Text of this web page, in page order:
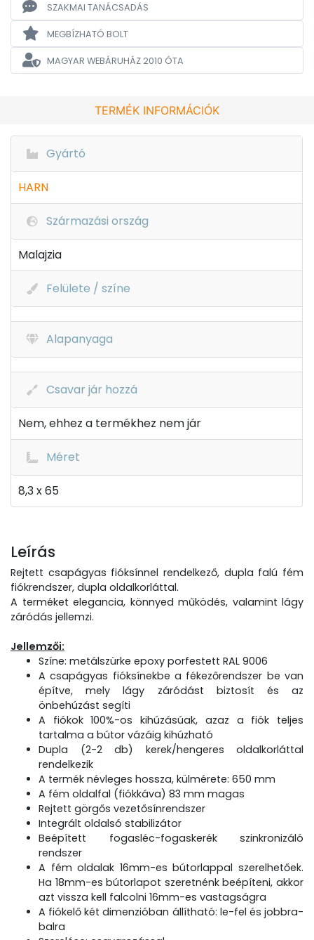
SZAKMAI TANÁCSADÁS
MEGBÍZHATÓ BOLT
MAGYAR WEBÁRUHÁZ2010 ÓTA
TERMÉK INFORMÁCIÓK
Gyártó
HARN
Származási ország
Malajzia
Felülete / színe
Alapanyaga
Csavar jár hozzá
Nem, ehhez a termékhez nem jár
Méret
8,3 x 65
Leírás
Rejtett csapágyas fióksínnel rendelkező, dupla falú fém
fiókrendszer, dupla oldalkorláttal.
A terméket elegancia, könnyed működés, valamint lágy
záródás jellemzi.
Jellemzői:
Színe: metálszürke epoxy porfestett RAL 9006
A csapágyas fióksínekbe a fékezőrendszer be van
építve, mely lágy záródást biztosít és az
önbehúzást segíti
A fiókok 100%-os kihúzásúak, azaz a fiók teljes
tartalma a bútor vázáig kihúzható
Dupla (2-2 db) kerek/hengeres oldalkorláttal
rendelkezik
A termék névleges hossza, külmérete: 650 mm
A fém oldalfal (fiókkáva) 83 mm magas
Rejtett görgős vezetősínrendszer
Integrált oldalsó stabilizátor
Beépített fogasléc-fogaskerék szinkronizáló
rendszer
A fém oldalak 16mm-es bútorlappal szerelhetőek.
Ha 18mm-es bútorlapot szeretnénk beépíteni, akkor
azt vissza kell falcolni 16mm-es vastagságra
A fiókelő két dimenzióban állítható: le-fel és jobbra-
balra